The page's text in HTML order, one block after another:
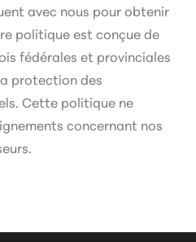
avec nous pour obtenir
politique est conçue de
fédérales et provinciales
protection des
Cette politique ne
concernant nos